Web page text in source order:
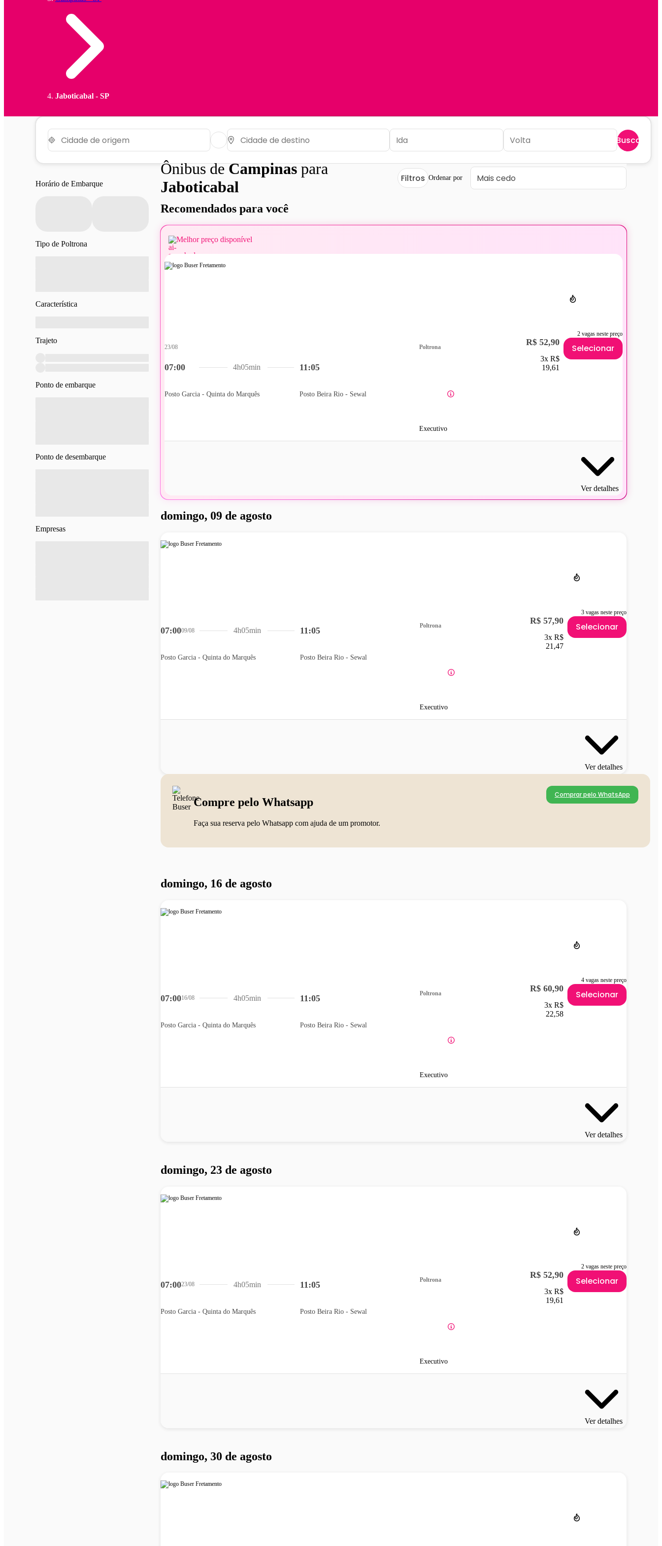
Jaboticabal - SP
Buscar
Horário de Embarque
Tipo de Poltrona
Característica
Trajeto
Ponto de embarque
Ponto de desembarque
Empresas
Ônibus deCampinaspara
Jaboticabal
Filtros Ordenar por
Recomendados para você
Melhor preço disponível
2 vagas neste preço
07:00
23/08
Posto Garcia - Quinta do Marquês
11:05
Posto Beira Rio - Sewal
4h05min
Poltrona
Executivo
R$ 52,90
3x R$
19,61
Selecionar
Ver detalhes
domingo, 09 de agosto
3 vagas neste preço
07:0009/08
Posto Garcia - Quinta do Marquês
11:05
Posto Beira Rio - Sewal
4h05min
Poltrona
Executivo
R$ 57,90
3x R$
21,47
Selecionar
Ver detalhes
Compre pelo Whatsapp
Faça sua reserva pelo Whatsapp com ajuda de um promotor.
Comprar pelo WhatsApp
domingo, 16 de agosto
4 vagas neste preço
07:0016/08
Posto Garcia - Quinta do Marquês
11:05
Posto Beira Rio - Sewal
4h05min
Poltrona
Executivo
R$ 60,90
3x R$
22,58
Selecionar
Ver detalhes
domingo, 23 de agosto
2 vagas neste preço
07:0023/08
Posto Garcia - Quinta do Marquês
11:05
Posto Beira Rio - Sewal
4h05min
Poltrona
Executivo
R$ 52,90
3x R$
19,61
Selecionar
Ver detalhes
domingo, 30 de agosto